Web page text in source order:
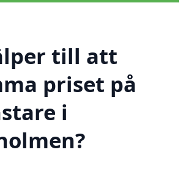
till att
priset på
i